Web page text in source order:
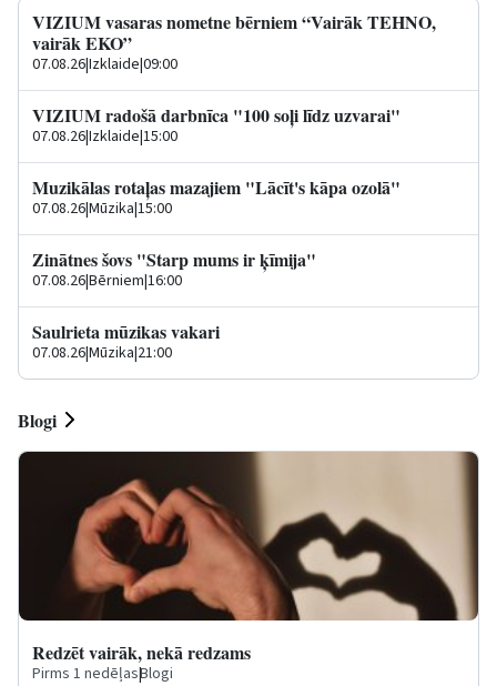
VIZIUM vasaras nometne bērniem “Vairāk TEHNO,
vairāk EKO”
07.08.26|Izklaide|09:00
VIZIUM radošā darbnīca "100 soļi līdz uzvarai"
07.08.26|Izklaide|15:00
Muzikālas rotaļas mazajiem "Lācīt's kāpa ozolā"
07.08.26|Mūzika|15:00
Zinātnes šovs "Starp mums ir ķīmija"
07.08.26|Bērniem|16:00
Saulrieta mūzikas vakari
07.08.26|Mūzika|21:00
Blogi
Redzēt vairāk, nekā redzams
Pirms 1 nedēļas|Blogi